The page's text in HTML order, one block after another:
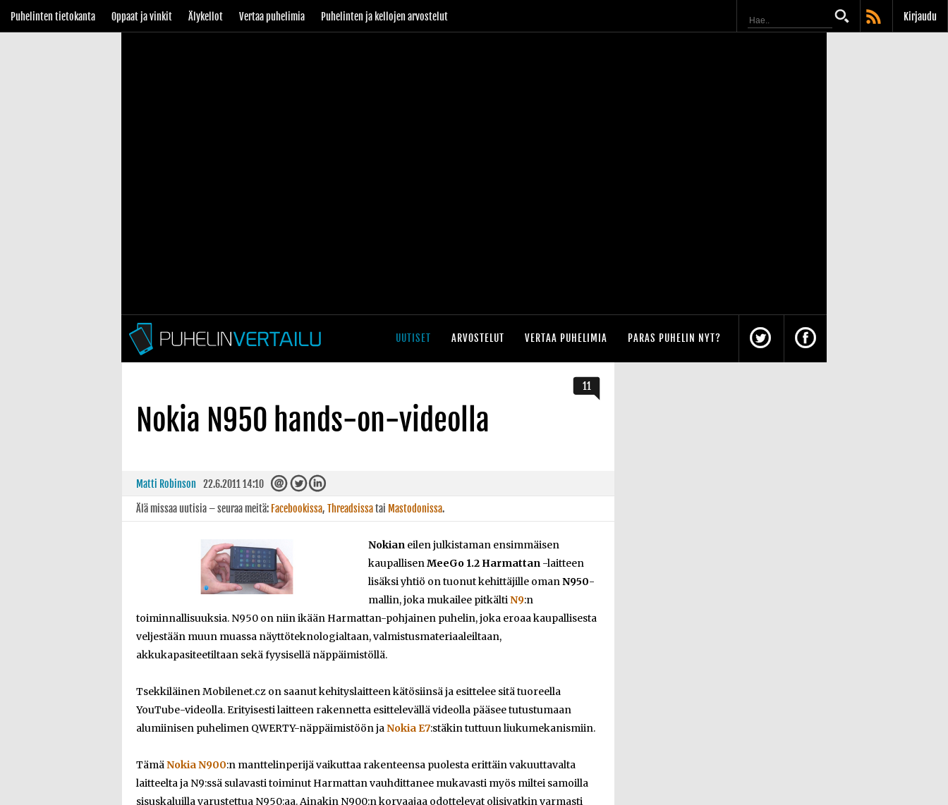
Puhelinten tietokanta Oppaat ja vinkit Älykellot Vertaa puhelimia Puhelinten ja kellojen arvostelut Kirjaudu
UUTISET ARVOSTELUT VERTAA PUHELIMIA PARAS PUHELIN NYT?
Nokia N950 hands-on-videolla
11
Matti Robinson 22.6.2011 14:10
Älä missaa uutisia – seuraa meitä: Facebookissa, Threadsissatai Mastodonissa.
Nokian eilen julkistaman ensimmäisen
kaupallisenMeeGo 1.2 Harmattan -laitteen
lisäksi yhtiö on tuonut kehittäjille omanN950-
mallin, joka mukailee pitkältiN9:n
toiminnallisuuksia. N950 on niin ikään Harmattan-pohjainen puhelin, joka eroaa kaupallisesta
veljestään muun muassa näyttöteknologialtaan, valmistusmateriaaleiltaan,
akkukapasiteetiltaan sekä fyysisellä näppäimistöllä.
Tsekkiläinen Mobilenet.cz on saanut kehityslaitteen kätösiinsä ja esittelee sitä tuoreella
YouTube-videolla. Erityisesti laitteen rakennetta esittelevällä videolla pääsee tutustumaan
alumiinisen puhelimen QWERTY-näppäimistöön jaNokia E7:stäkin tuttuun liukumekanismiin.
TämäNokia N900:n manttelinperijä vaikuttaa rakenteensa puolesta erittäin vakuuttavalta
laitteelta ja N9:ssä sulavasti toiminut Harmattan vauhdittanee mukavasti myös miltei samoilla
sisuskaluilla varustettua N950:aa. Ainakin N900:n korvaajaa odottelevat olisivatkin varmasti